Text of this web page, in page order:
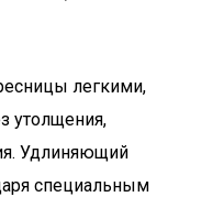
легкими,
утолщения,
Удлиняющий
специальным